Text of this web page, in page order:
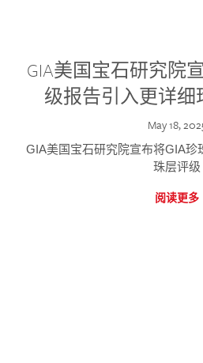
GIA美国宝石研究院
级报告引入更详细
May 18,
GIA美国宝石研究院宣布将GIA珍
珠层评级
阅读更多